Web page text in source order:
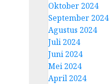
Oktober 2024
September 2024
Agustus 2024
Juli 2024
Juni 2024
Mei 2024
April 2024